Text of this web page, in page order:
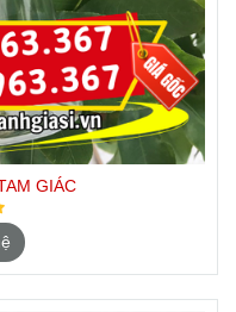
GIÁC